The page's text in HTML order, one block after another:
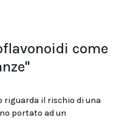
come
riguarda il rischio di una
portato ad un